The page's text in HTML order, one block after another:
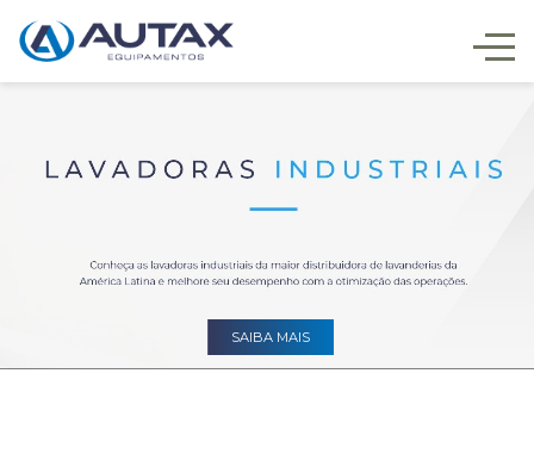
SAIBA MAIS